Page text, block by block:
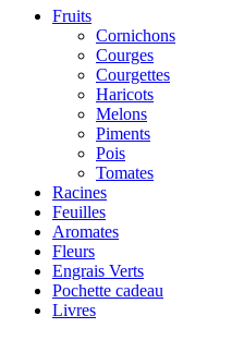
Fruits
Cornichons
Courges
Courgettes
Haricots
Melons
Piments
Pois
Tomates
Racines
Feuilles
Aromates
Fleurs
Engrais Verts
Pochette cadeau
Livres